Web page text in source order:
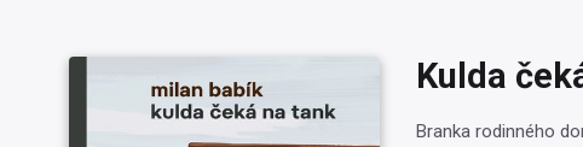
Kulda
Branka rodinného